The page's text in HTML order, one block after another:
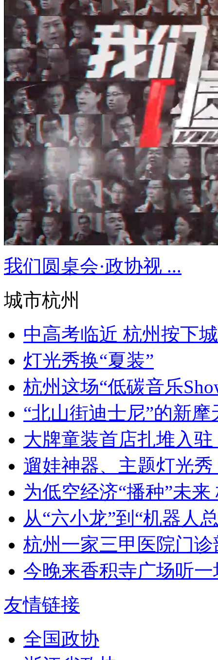
我们圆桌会·政协视 ...
城市杭州
中高考临近 杭州按下
灯光秀换“夏装”
杭州这场“低碳音乐
“北山街迪士尼”的新
大牌童装首店扎堆入
遛娃神器、主题灯光秀
为低空经济“播种”未
从“六小龙”到“机器人
杭州一家三甲医院门
今晚来香积寺广场听
友情链接
全国政协